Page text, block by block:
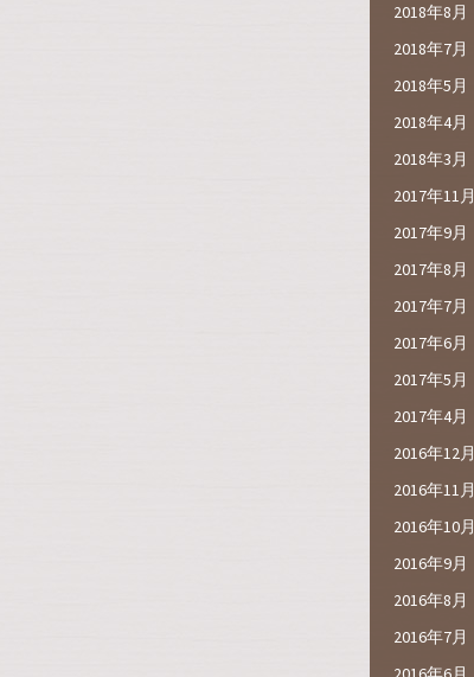
2018年8月
2018年7月
2018年5月
2018年4月
2018年3月
2017年11月
2017年9月
2017年8月
2017年7月
2017年6月
2017年5月
2017年4月
2016年12月
2016年11月
2016年10月
2016年9月
2016年8月
2016年7月